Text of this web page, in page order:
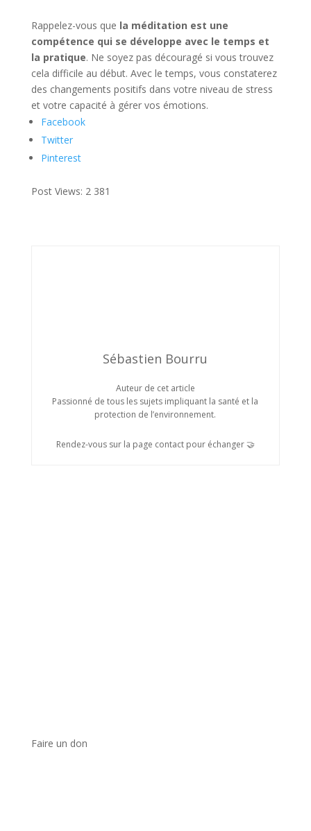
Rappelez-vous que la méditation est une
compétence qui se développe avec le temps et
la pratique. Ne soyez pas découragé si vous trouvez
cela difficile au début. Avec le temps, vous constaterez
des changements positifs dans votre niveau de stress
et votre capacité à gérer vos émotions.
Facebook
Twitter
Pinterest
Post Views: 2 381
Sébastien Bourru
Auteur de cet article
Passionné de tous les sujets impliquant la santé et la
protection de l’environnement.
Rendez-vous sur la page contact pour échanger 🤝
Faire un don